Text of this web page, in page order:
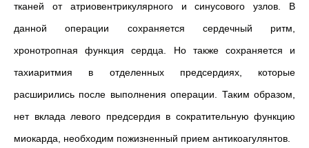
тканей от атриовентрикулярного и синусового узлов. В
данной операции сохраняется сердечный ритм,
хронотропная функция сердца. Но также сохраняется и
тахиаритмия в отделенных предсердиях, которые
расширились после выполнения операции. Таким образом,
нет вклада левого предсердия в сократительную функцию
миокарда, необходим пожизненный прием антикоагулянтов.